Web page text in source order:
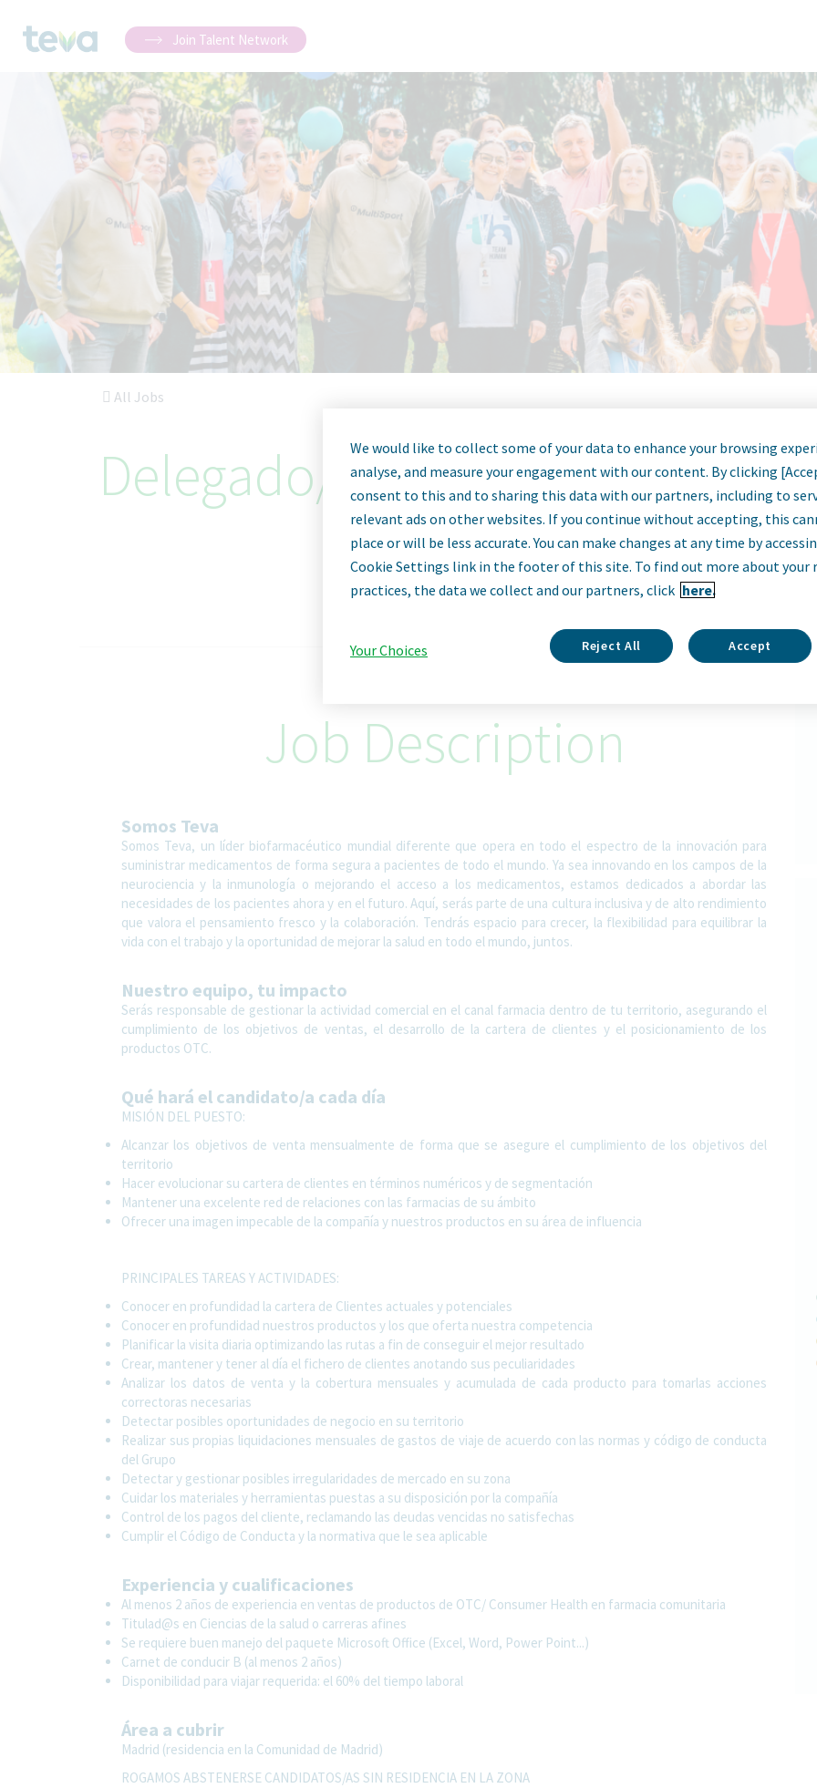
Join Talent Network
All Jobs
Delegado/a de Ventas
Madrid, Spain
Apply Now
Job Description
Somos Teva
Somos Teva, un líder biofarmacéutico mundial diferente que opera en todo el espectro de la innovación para
suministrar medicamentos de forma segura a pacientes de todo el mundo. Ya sea innovando en los campos de la
neurociencia y la inmunología o mejorando el acceso a los medicamentos, estamos dedicados a abordar las
necesidades de los pacientes ahora y en el futuro. Aquí, serás parte de una cultura inclusiva y de alto rendimiento
que valora el pensamiento fresco y la colaboración. Tendrás espacio para crecer, la flexibilidad para equilibrar la
vida con el trabajo y la oportunidad de mejorar la salud en todo el mundo, juntos.
Nuestro equipo, tu impacto
Serás responsable de gestionar la actividad comercial en el canal farmacia dentro de tu territorio, asegurando el
cumplimiento de los objetivos de ventas, el desarrollo de la cartera de clientes y el posicionamiento de los
productos OTC.
Qué hará el candidato/a cada día
MISIÓN DEL PUESTO:
Alcanzar los objetivos de venta mensualmente de forma que se asegure el cumplimiento de los objetivos del
territorio
Hacer evolucionar su cartera de clientes en términos numéricos y de segmentación
Mantener una excelente red de relaciones con las farmacias de su ámbito
Ofrecer una imagen impecable de la compañía y nuestros productos en su área de influencia
PRINCIPALES TAREAS Y ACTIVIDADES:
Conocer en profundidad la cartera de Clientes actuales y potenciales
Conocer en profundidad nuestros productos y los que oferta nuestra competencia
Planificar la visita diaria optimizando las rutas a fin de conseguir el mejor resultado
Crear, mantener y tener al día el fichero de clientes anotando sus peculiaridades
Analizar los datos de venta y la cobertura mensuales y acumulada de cada producto para tomarlas acciones
correctoras necesarias
Detectar posibles oportunidades de negocio en su territorio
Realizar sus propias liquidaciones mensuales de gastos de viaje de acuerdo con las normas y código de conducta
del Grupo
Detectar y gestionar posibles irregularidades de mercado en su zona
Cuidar los materiales y herramientas puestas a su disposición por la compañía
Control de los pagos del cliente, reclamando las deudas vencidas no satisfechas
Cumplir el Código de Conducta y la normativa que le sea aplicable
Experiencia y cualificaciones
Al menos 2 años de experiencia en ventas de productos de OTC/ Consumer Health en farmacia comunitaria
Titulad@s en Ciencias de la salud o carreras afines
Se requiere buen manejo del paquete Microsoft Office (Excel, Word, Power Point...)
Carnet de conducir B (al menos 2 años)
Disponibilidad para viajar requerida: el 60% del tiempo laboral
Área a cubrir
Madrid (residencia en la Comunidad de Madrid)
ROGAMOS ABSTENERSE CANDIDATOS/AS SIN RESIDENCIA EN LA ZONA
We would like to collect some of your data to enhance your browsing
analyse, and measure your engagement with our content. By clicking
consent to this and to sharing this data with our partners, including to
relevant ads on other websites. If you continue without accepting, this
place or will be less accurate. You can make changes at any time by
Cookie Settings link in the footer of this site. To find out more about your
practices, the data we collect and our partners, click here.
Your Choices Reject All Accept